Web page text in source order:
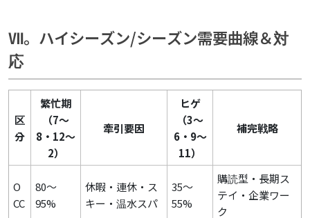
Ⅶ。ハイシーズン/シーズン需要曲線＆対
応
区
分
繁忙期
（7～
8・12～
2）
牽引要因
ヒゲ
（3～
6・9～
11）
補完戦略
O
CC
80～
95%
休暇・連休・ス
キー・温水スパ
35～
55%
購読型・長期ス
テイ・企業ワー
ク